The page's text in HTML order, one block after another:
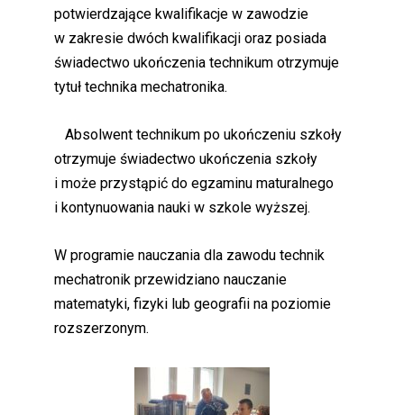
potwierdzające kwalifikacje w zawodzie
w zakresie dwóch kwalifikacji oraz posiada
świadectwo ukończenia technikum otrzymuje
tytuł technika mechatronika.
Absolwent technikum po ukończeniu szkoły
otrzymuje świadectwo ukończenia szkoły
i może przystąpić do egzaminu maturalnego
i kontynuowania nauki w szkole wyższej.
W programie nauczania dla zawodu technik
mechatronik przewidziano nauczanie
matematyki, fizyki lub geografii na poziomie
rozszerzonym.